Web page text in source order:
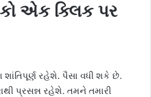
એક ક્લિક પર
રહેશે. પૈસા વધી શકે છે.
પ્રસન્ન રહેશે. તમને તમારી